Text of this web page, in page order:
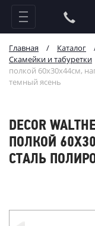
Главная / Каталог
Скамейки и табуретки
полкой 60x30x44см,
темный ясень
DECOR
ПОЛКОЙ
СТАЛЬ